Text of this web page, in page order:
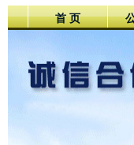
首 页